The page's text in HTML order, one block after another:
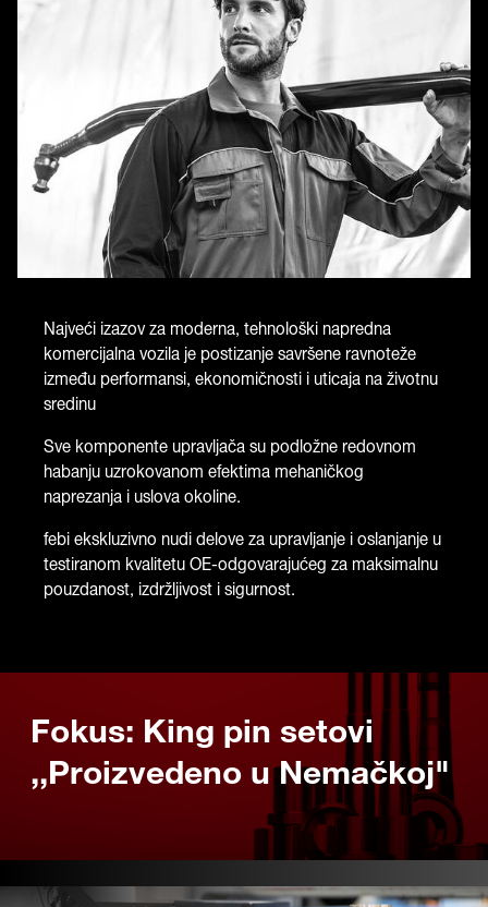
Najveći izazov za moderna, tehnološki napredna
komercijalna vozila je postizanje savršene ravnoteže
između performansi, ekonomičnosti i uticaja na životnu
sredinu
Sve komponente upravljača su podložne redovnom
habanju uzrokovanom efektima mehaničkog
naprezanja i uslova okoline.
febi ekskluzivno nudi delove za upravljanje i oslanjanje u
testiranom kvalitetu OE-odgovarajućeg za maksimalnu
pouzdanost, izdržljivost i sigurnost.
Fokus: King pin setovi
,,Proizvedeno u Nemačkoj"